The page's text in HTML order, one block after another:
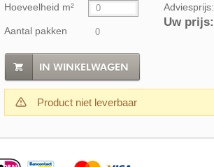
Hoeveelheid m²
Aantal pakken
Adviesprijs:
Uw prijs:
IN WINKELWAGEN
Product niet leverbaar